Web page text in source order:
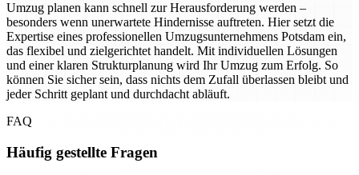
Umzug planen kann schnell zur Herausforderung werden –
besonders wenn unerwartete Hindernisse auftreten. Hier setzt die
Expertise eines professionellen Umzugsunternehmens Potsdam ein,
das flexibel und zielgerichtet handelt. Mit individuellen Lösungen
und einer klaren Strukturplanung wird Ihr Umzug zum Erfolg. So
können Sie sicher sein, dass nichts dem Zufall überlassen bleibt und
jeder Schritt geplant und durchdacht abläuft.
FAQ
Häufig gestellte Fragen